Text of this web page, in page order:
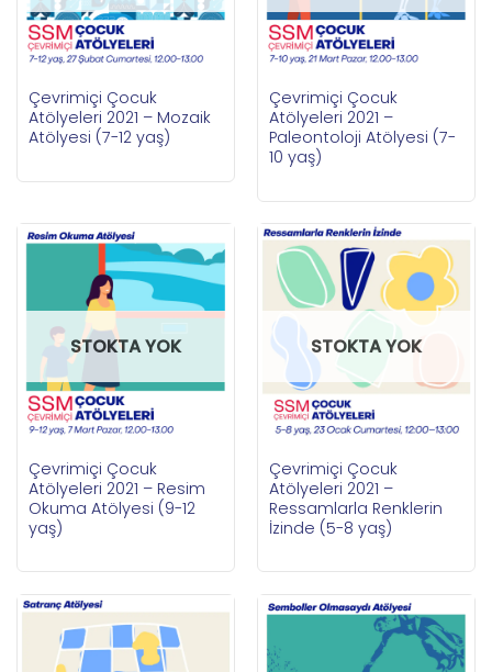
Çevrimiçi Çocuk
Atölyeleri 2021 – Mozaik
Atölyesi (7-12 yaş)
Çevrimiçi Çocuk
Atölyeleri 2021 –
Paleontoloji Atölyesi (7-
10 yaş)
STOKTA YOK
Çevrimiçi Çocuk
Atölyeleri 2021 – Resim
Okuma Atölyesi (9-12
yaş)
STOKTA YOK
Çevrimiçi Çocuk
Atölyeleri 2021 –
Ressamlarla Renklerin
İzinde (5-8 yaş)